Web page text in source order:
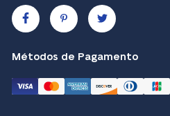
Métodos de Pagamento